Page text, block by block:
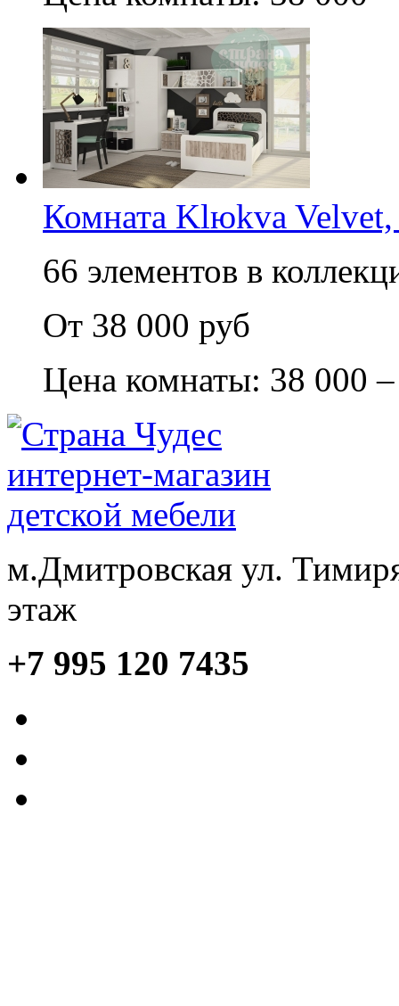
Комната Klюkva Velvet,
66 элементов в
От 38 000 руб
Цена комнаты: 38 000
м.Дмитровская ул.
этаж
+7 995 120 7435